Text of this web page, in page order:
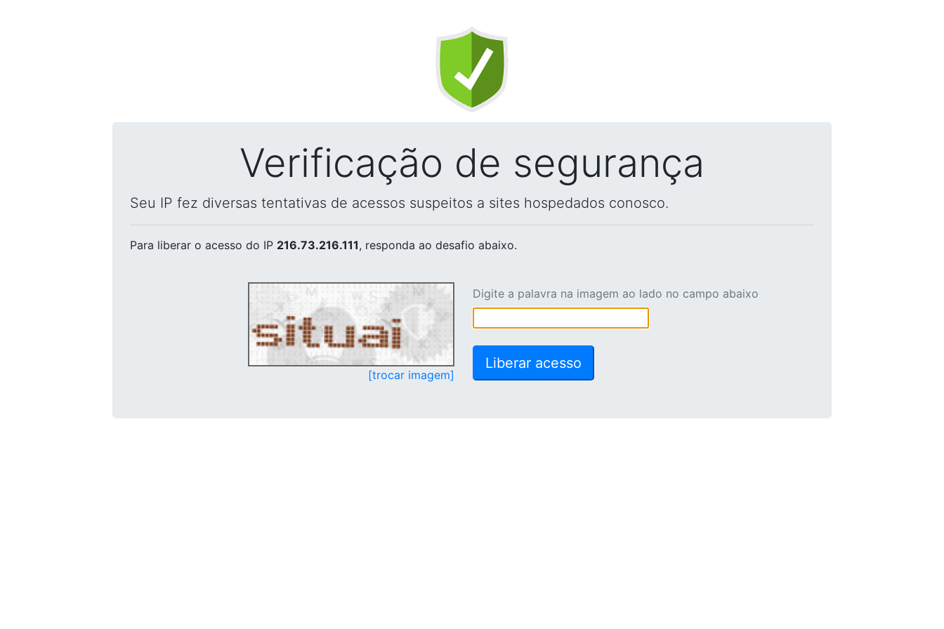
Verificação de segurança
Seu IP fez diversas tentativas de acessos suspeitos a sites hospedados conosco.
Para liberar o acesso do IP 216.73.216.111, responda ao desafio abaixo.
[trocar imagem]
Digite a palavra na imagem ao lado no campo abaixo